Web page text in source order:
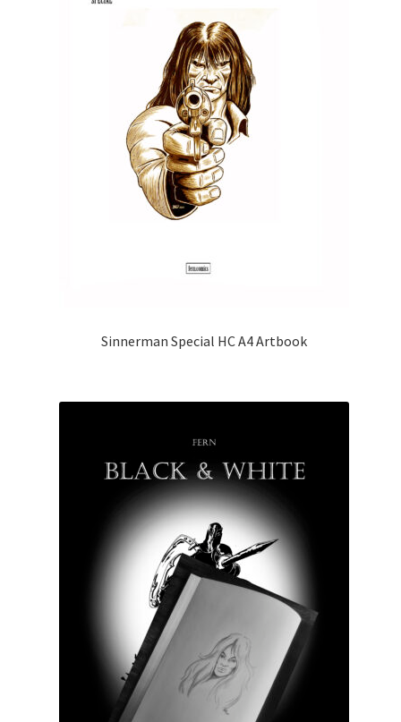
Sinnerman Special HC A4 Artbook